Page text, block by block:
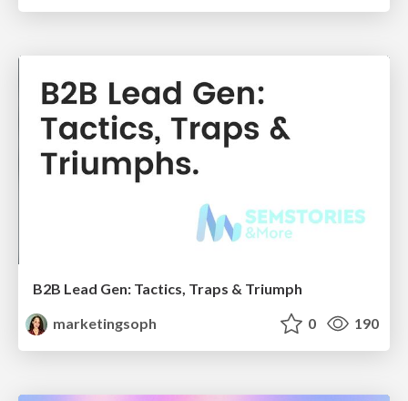
B2B Lead Gen: Tactics, Traps & Triumph
marketingsoph
0 190